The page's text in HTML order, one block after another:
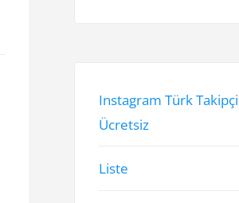
Instagram Türk
Ücretsiz
Liste